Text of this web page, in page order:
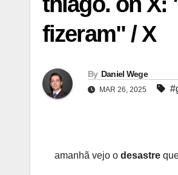
fizeram" / X
By Daniel Wege
MAR 26, 2025
amanhã vejo o desastre